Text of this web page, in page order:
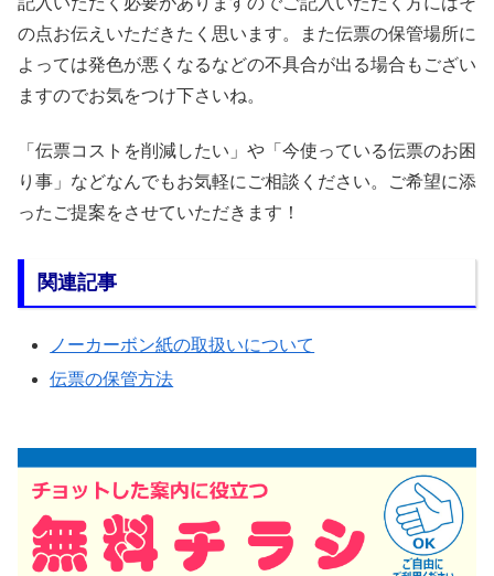
の点お伝えいただきたく思います。また伝票の保管場所に
よっては発色が悪くなるなどの不具合が出る場合もござい
ますのでお気をつけ下さいね。
「伝票コストを削減したい」や「今使っている伝票のお困
り事」などなんでもお気軽にご相談ください。ご希望に添
ったご提案をさせていただきます！
関連記事
ノーカーボン紙の取扱いについて
伝票の保管方法